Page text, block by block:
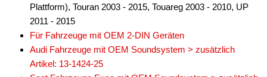
Plattform), Touran 2003 - 2015, Touareg 2003 - 2010, UP
2011 - 2015
Für Fahrzeuge mit OEM 2-DIN Geräten
Audi Fahrzeuge mit OEM Soundsystem > zusätzlich
Artikel: 13-1424-25